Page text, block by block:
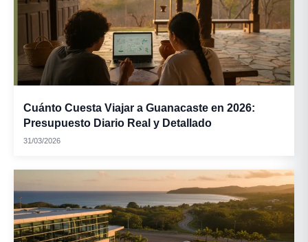
Cuánto Cuesta Viajar a Guanacaste en 2026:
Presupuesto Diario Real y Detallado
31/03/2026